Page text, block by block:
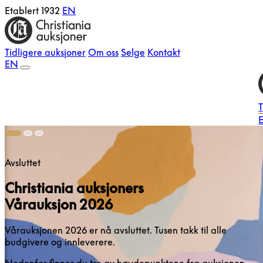
Etablert 1932 EN
Tidligere auksjoner Om oss Selge Kontakt
EN
Avsluttet
Christiania auksjoners
Vårauksjon 2026
Vårauksjonen 2026 er nå avsluttet. Tusen takk til alle
budgivere og innleverere.